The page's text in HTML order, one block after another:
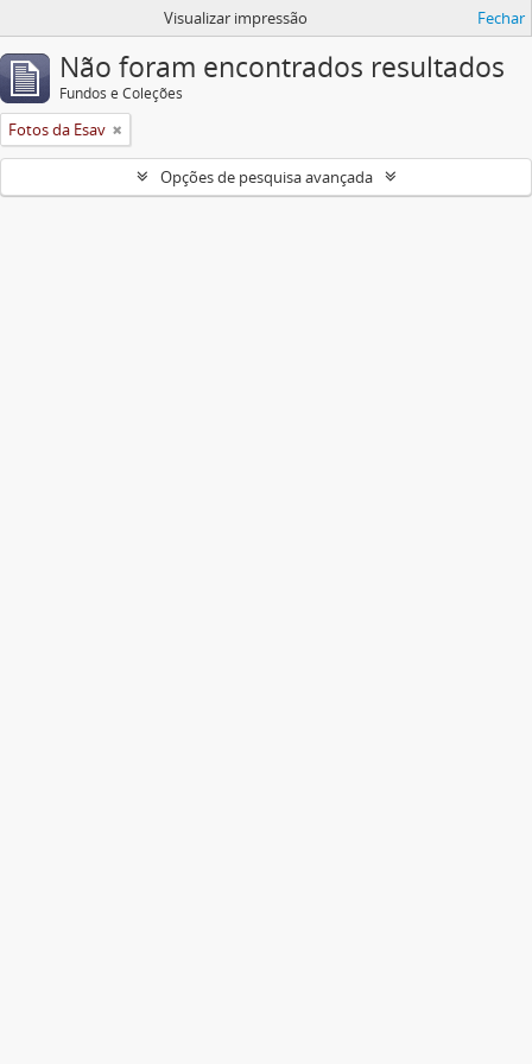
Visualizar impressão Fechar
Não foram encontrados resultados
Fundos e Coleções
Fotos da Esav
Opções de pesquisa avançada